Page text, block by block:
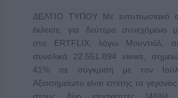
ΔΕΛΤΙΟ ΤΥΠΟΥ Με εντυπωσιακό
έκλεισε, για δεύτερο συνεχόμενο
στο ERTFLIX, λόγω Μουντιάλ,
συνολικά 22.551.894 views,
41% σε σύγκριση με τον
Αξιοσημείωτο είναι επίσης το
στους δύο επισκέπτες (46%)